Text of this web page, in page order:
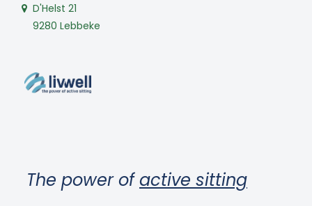
D'Helst 21
9280 Lebbeke
The power ofactive sitting